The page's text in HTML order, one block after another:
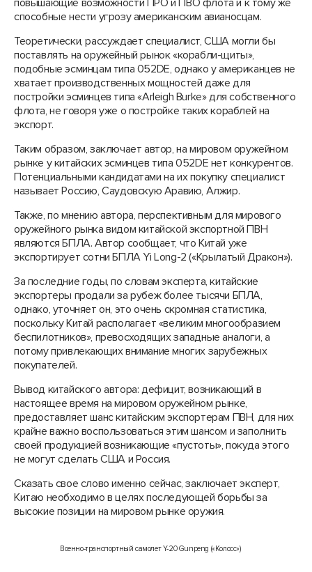
повышающие возможности ПРО и ПВО флота и к тому же
способные нести угрозу американским авианосцам.
Теоретически, рассуждает специалист, США могли бы
поставлять на оружейный рынок «корабли-щиты»,
подобные эсминцам типа 052DE, однако у американцев не
хватает производственных мощностей даже для
постройки эсминцев типа «Arleigh Burke» для собственного
флота, не говоря уже о постройке таких кораблей на
экспорт.
Таким образом, заключает автор, на мировом оружейном
рынке у китайских эсминцев типа 052DE нет конкурентов.
Потенциальными кандидатами на их покупку специалист
называет Россию, Саудовскую Аравию, Алжир.
Также, по мнению автора, перспективным для мирового
оружейного рынка видом китайской экспортной ПВН
являются БПЛА. Автор сообщает, что Китай уже
экспортирует сотни БПЛА Yi Long-2 («Крылатый Дракон»).
За последние годы, по словам эксперта, китайские
экспортеры продали за рубеж более тысячи БПЛА,
однако, уточняет он, это очень скромная статистика,
поскольку Китай располагает «великим многообразием
беспилотников», превосходящих западные аналоги, а
потому привлекающих внимание многих зарубежных
покупателей.
Вывод китайского автора: дефицит, возникающий в
настоящее время на мировом оружейном рынке,
предоставляет шанс китайским экспортерам ПВН, для них
крайне важно воспользоваться этим шансом и заполнить
своей продукцией возникающие «пустоты», покуда этого
не могут сделать США и Россия.
Сказать свое слово именно сейчас, заключает эксперт,
Китаю необходимо в целях последующей борьбы за
высокие позиции на мировом рынке оружия.
Военно-транспортный самолет Y-20 Gunpeng («Колосс»)